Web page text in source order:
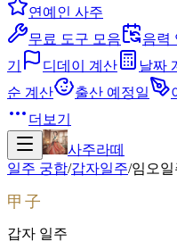
연예인 사주
무료 도구 모음
음력
기
디데이 계산 날짜
순 계산
출산 예정일
더보기
사주라떼
일주 궁합/갑자일주/임오일
甲子
갑자 일주